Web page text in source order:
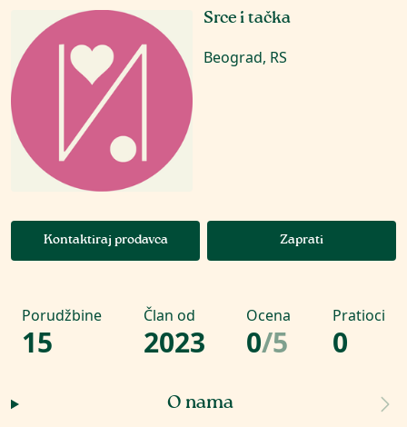
Srce i tačka
Beograd, RS
Kontaktiraj prodavca Zaprati
Porudžbine
15
Član od
2023
Ocena
0/5
Pratioci
0
O nama